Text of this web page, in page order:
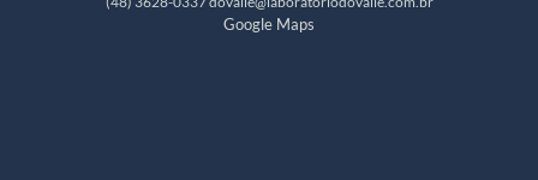
Google Maps